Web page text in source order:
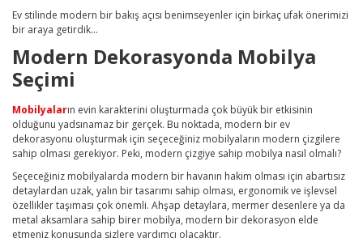
Ev stilinde modern bir bakış açısı benimseyenler için birkaç ufak önerimizi
bir araya getirdik...
Modern Dekorasyonda Mobilya
Seçimi
Mobilyaların evin karakterini oluşturmada çok büyük bir etkisinin
olduğunu yadsınamaz bir gerçek. Bu noktada, modern bir ev
dekorasyonu oluşturmak için seçeceğiniz mobilyaların modern çizgilere
sahip olması gerekiyor. Peki, modern çizgiye sahip mobilya nasıl olmalı?
Seçeceğiniz mobilyalarda modern bir havanın hakim olması için abartısız
detaylardan uzak, yalın bir tasarımı sahip olması, ergonomik ve işlevsel
özellikler taşıması çok önemli. Ahşap detaylara, mermer desenlere ya da
metal aksamlara sahip birer mobilya, modern bir dekorasyon elde
etmeniz konusunda sizlere yardımcı olacaktır.